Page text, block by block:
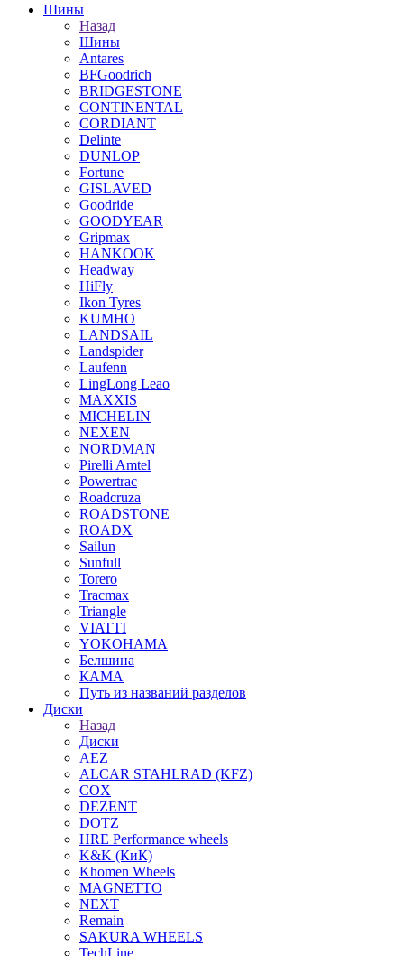
Шины
Назад
Шины
Antares
BFGoodrich
BRIDGESTONE
CONTINENTAL
CORDIANT
Delinte
DUNLOP
Fortune
GISLAVED
Goodride
GOODYEAR
Gripmax
HANKOOK
Headway
HiFly
Ikon Tyres
KUMHO
LANDSAIL
Landspider
Laufenn
LingLong Leao
MAXXIS
MICHELIN
NEXEN
NORDMAN
Pirelli Amtel
Powertrac
Roadcruza
ROADSTONE
ROADX
Sailun
Sunfull
Torero
Tracmax
Triangle
VIATTI
YOKOHAMA
Белшина
КАМА
Путь из названий разделов
Диски
Назад
Диски
AEZ
ALCAR STAHLRAD (KFZ)
COX
DEZENT
DOTZ
HRE Performance wheels
K&K (КиК)
Khomen Wheels
MAGNETTO
NEXT
Remain
SAKURA WHEELS
TechLine